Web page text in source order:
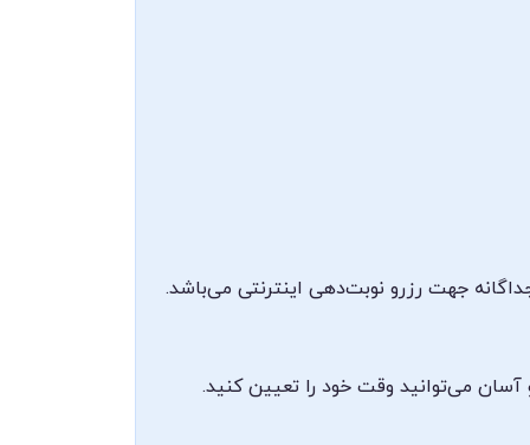
جهت رزرو نوبت‌دهی اینترنتی می‌باشد.
آسان می‌توانید وقت خود را تعیین کنید.